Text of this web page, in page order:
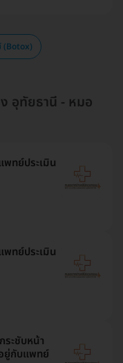
(Botox)
อุทัยธานี - หมอ
ทย์ประเมิน
ทย์ประเมิน
ะชับหน้า
ยู่กับแพทย์